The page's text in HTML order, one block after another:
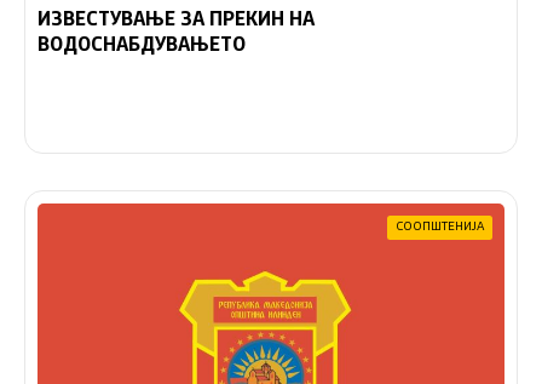
ИЗВЕСТУВАЊЕ ЗА ПРЕКИН НА
ВОДОСНАБДУВАЊЕТО
СООПШТЕНИЈА